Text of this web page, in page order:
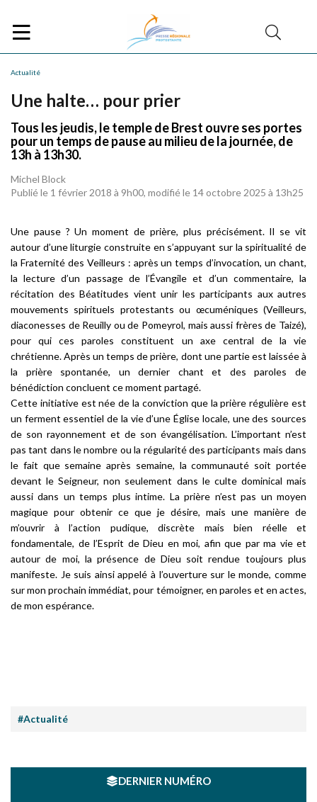
Actualité
Une halte… pour prier
Tous les jeudis, le temple de Brest ouvre ses portes
pour un temps de pause au milieu de la journée, de
13h à 13h30.
Michel Block
Publié le 1 février 2018 à 9h00, modifié le 14 octobre 2025 à 13h25
Une pause ? Un moment de prière, plus précisément. Il se vit
autour d’une liturgie construite en s’appuyant sur la spiritualité de
la Fraternité des Veilleurs : après un temps d’invocation, un chant,
la lecture d’un passage de l’Évangile et d’un commentaire, la
récitation des Béatitudes vient unir les participants aux autres
mouvements spirituels protestants ou œcuméniques (Veilleurs,
diaconesses de Reuilly ou de Pomeyrol, mais aussi frères de Taizé),
pour qui ces paroles constituent un axe central de la vie
chrétienne. Après un temps de prière, dont une partie est laissée à
la prière spontanée, un dernier chant et des paroles de
bénédiction concluent ce moment partagé.
Cette initiative est née de la conviction que la prière régulière est
un ferment essentiel de la vie d’une Église locale, une des sources
de son rayonnement et de son évangélisation. L’important n’est
pas tant dans le nombre ou la régularité des participants mais dans
le fait que semaine après semaine, la communauté soit portée
devant le Seigneur, non seulement dans le culte dominical mais
aussi dans un temps plus intime. La prière n’est pas un moyen
magique pour obtenir ce que je désire, mais une manière de
m’ouvrir à l’action pudique, discrète mais bien réelle et
fondamentale, de l’Esprit de Dieu en moi, afin que par ma vie et
autour de moi, la présence de Dieu soit rendue toujours plus
manifeste. Je suis ainsi appelé à l’ouverture sur le monde, comme
sur mon prochain immédiat, pour témoigner, en paroles et en actes,
de mon espérance.
#Actualité
DERNIER NUMÉRO